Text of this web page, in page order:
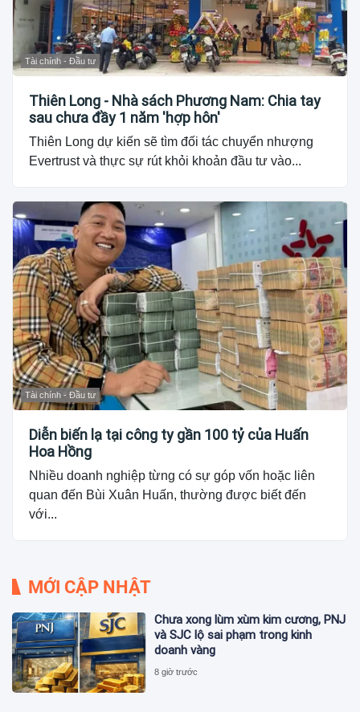
Tài chính - Đầu tư
Thiên Long - Nhà sách Phương Nam: Chia tay
sau chưa đầy 1 năm 'hợp hôn'
Thiên Long dự kiến sẽ tìm đối tác chuyển nhượng
Evertrust và thực sự rút khỏi khoản đầu tư vào...
Tài chính - Đầu tư
Diễn biến lạ tại công ty gần 100 tỷ của Huấn
Hoa Hồng
Nhiều doanh nghiệp từng có sự góp vốn hoặc liên
quan đến Bùi Xuân Huấn, thường được biết đến
với...
MỚI CẬP NHẬT
Chưa xong lùm xùm kim cương, PNJ
và SJC lộ sai phạm trong kinh
doanh vàng
8 giờ trước